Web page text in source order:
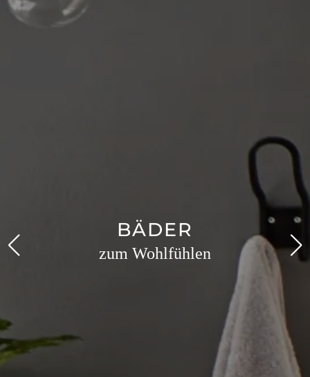
BÄDER
zum Wohlfühlen